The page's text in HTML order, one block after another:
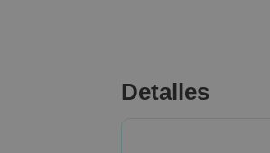
Detalles